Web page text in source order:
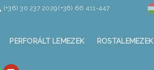
(+36) 30 237 2029 (+36) 66 411-447
PERFORÁLT LEMEZEK ROSTALEMEZEK